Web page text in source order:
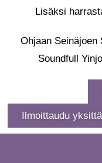
Lisäksi
Ohjaan Seinäjoen
Soundfull
Ilmoittaudu